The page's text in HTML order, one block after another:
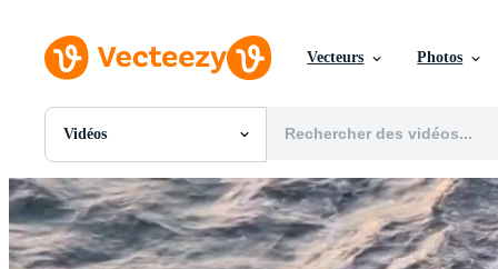
Vecteurs Photos
Vidéos
Toutes Images
Photos
PNGs
PSDs
SVGs